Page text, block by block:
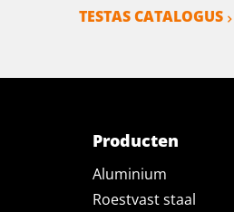
TESTAS CATALOGUS
Producten
Aluminium
Roestvast staal